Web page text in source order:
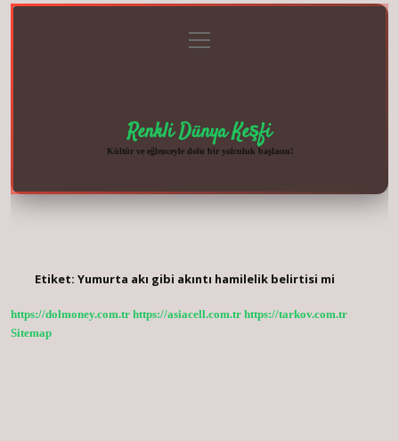
menüyü
aç
Renkli Dünya Keşfi
Kültür ve eğlenceyle dolu bir yolculuk başlasın!
Etiket: Yumurta akı gibi akıntı hamilelik belirtisi mi
https://dolmoney.com.tr https://asiacell.com.tr https://tarkov.com.tr
Sitemap